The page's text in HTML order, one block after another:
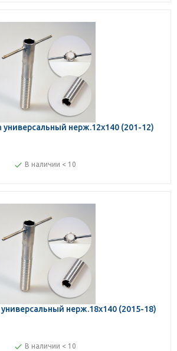
универсальный нерж.12х140 (201-12)
В наличии < 10
нерж.18х140 (2015-18)
В наличии < 10